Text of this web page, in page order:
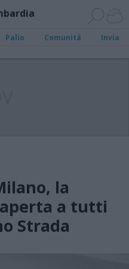
Palio Comunità Invia
la
a tutti
Strada